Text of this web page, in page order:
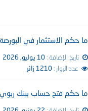
ما حكم الاستثمار في البورصة
تاريخ الإضافة :10 يوليو, 2026
عدد الزوار :1210 زائر
ما حكم فتح حساب ببنك